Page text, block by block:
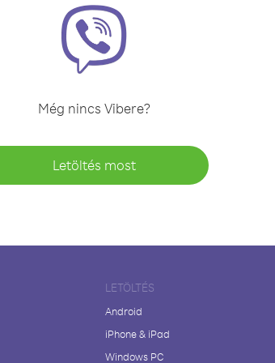
Még nincs Vibere?
Letöltés most
LETÖLTÉS
Android
iPhone & iPad
Windows PC